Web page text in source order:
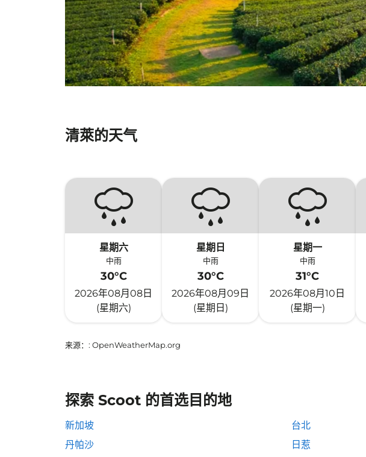
清萊的天气
星期六
中雨
30°C
2026年08月08日
(星期六)
星期日
中雨
30°C
2026年08月09日
(星期日)
星期一
中雨
31°C
2026年08月10日
(星期一)
来源： : OpenWeatherMap.org
探索 Scoot 的首选目的地
新加坡 台北
丹帕沙
日惹